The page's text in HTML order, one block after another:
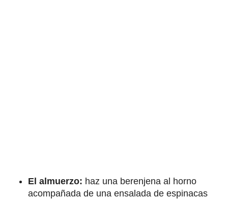
El almuerzo: haz una berenjena al horno
acompañada de una ensalada de espinacas